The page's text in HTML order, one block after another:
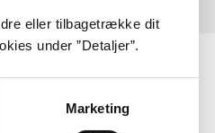
eller tilbagetrække dit
under ”Detaljer”.
Marketing